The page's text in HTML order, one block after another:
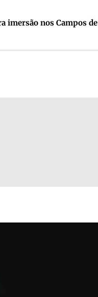
imersão nos Campos de